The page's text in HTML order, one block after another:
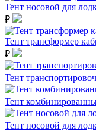
Тент носовой для
₽
Тент трансформер
₽
Тент
Тент
Тент носовой для